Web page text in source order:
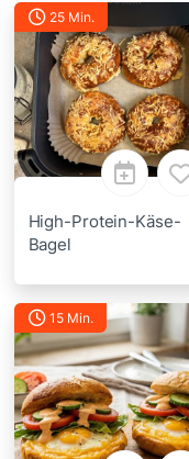
25 Min.
High-Protein-Käse-
Bagel
15 Min.